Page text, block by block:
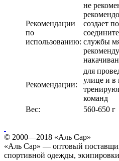
Рекомендации
по
использованию:
не
создает
службы
Рекомендации:
для
улице и в
команд
Вес:
560-650 г
© 2000—2018 «Аль Сар»
«Аль Сар» — оптовый
спортивной одежды,